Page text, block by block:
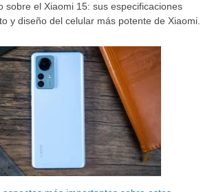
sobre el Xiaomi 15: sus especificaciones
y diseño del celular más potente de Xiaomi.